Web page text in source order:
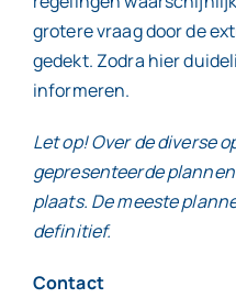
grotere vraag door de
gedekt. Zodra hier
informeren.
Let op! Over de diverse
gepresenteerde
plaats. De meeste
definitief.
Contact